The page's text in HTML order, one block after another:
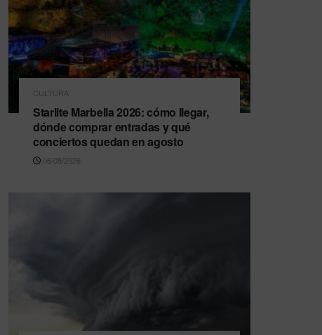
CULTURA
Starlite Marbella 2026: cómo llegar,
dónde comprar entradas y qué
conciertos quedan en agosto
06/08/2026